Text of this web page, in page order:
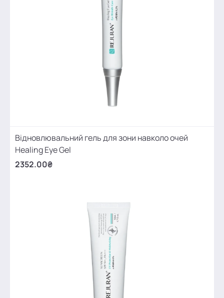
Відновлювальний гель для зони навколо очей
Healing Eye Gel
2352.00₴